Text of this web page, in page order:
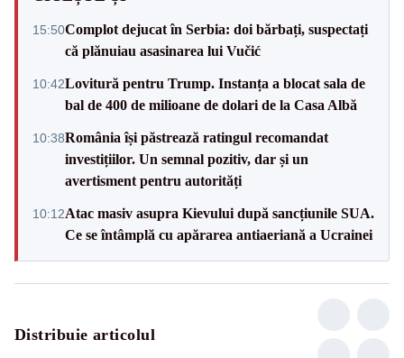
15:50Complot dejucat în Serbia: doi bărbați, suspectați
că plănuiau asasinarea lui Vučić
10:42Lovitură pentru Trump. Instanța a blocat sala de
bal de 400 de milioane de dolari de la Casa Albă
10:38România își păstrează ratingul recomandat
investițiilor. Un semnal pozitiv, dar și un
avertisment pentru autorități
10:12Atac masiv asupra Kievului după sancțiunile SUA.
Ce se întâmplă cu apărarea antiaeriană a Ucrainei
Distribuie articolul